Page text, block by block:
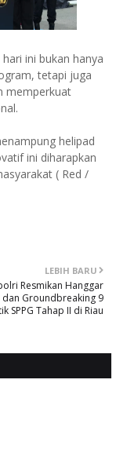
ini bukan hanya
tetapi juga
memperkuat
helipad
ini diharapkan
( Red /
LEBIH BARU
Resmikan Hanggar
dan Groundbreaking 9
SPPG Tahap II di Riau